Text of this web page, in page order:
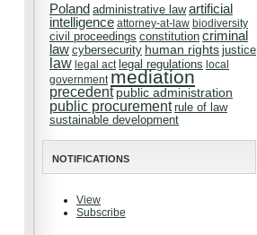
Poland administrative law artificial
intelligence attorney-at-law biodiversity
civil proceedings constitution criminal
law cybersecurity human rights justice
law legal act legal regulations local
government mediation
precedent public administration
public procurement rule of law
sustainable development
NOTIFICATIONS
View
Subscribe